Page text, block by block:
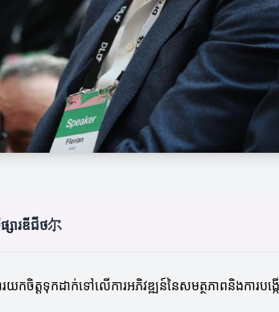
សារឌីជីថ尔
រយកចិត្តទុកដាក់ទៅលើការអភិវឌ្ឍន៍នៃសមត្ថភាពនិងការ